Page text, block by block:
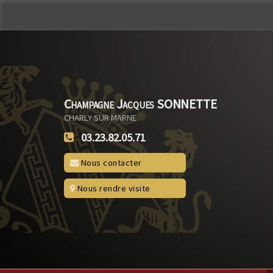
Champagne Jacques SONNETTE
CHARLY SUR MARNE
03.23.82.05.71
Nous contacter
Nous rendre visite